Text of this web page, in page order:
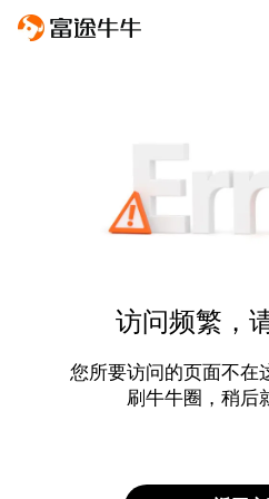
访问频繁，
您所要访问的页面不在
刷牛牛圈，稍后